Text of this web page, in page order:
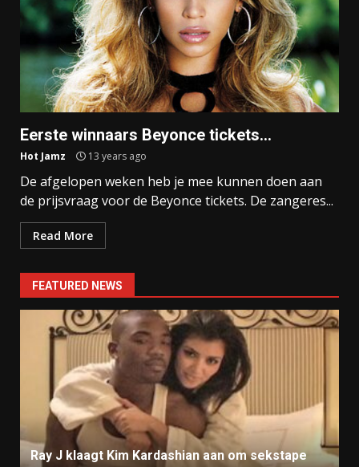
Eerste winnaars Beyonce tickets…
Hot Jamz 13 years ago
De afgelopen weken heb je mee kunnen doen aan
de prijsvraag voor de Beyonce tickets. De zangeres...
Read More
FEATURED NEWS
Ray J klaagt Kim Kardashian aan om sekstape